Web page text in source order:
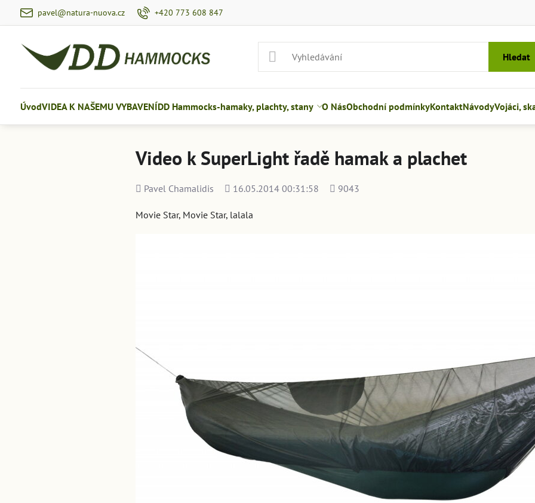
pavel@natura-nuova.cz +420 773 608 847
Hledat
ÚvodVIDEA K NAŠEMU VYBAVENÍDD Hammocks-hamaky, plachty, stany O NásObchodní podmínkyKontaktNávodyVojáci,
Video k SuperLight řadě hamak a plachet
Přidal
Pavel Chamalidis Přidáno
16.05.2014 00:31:58
Počet
9043
Movie Star, Movie Star, lalala